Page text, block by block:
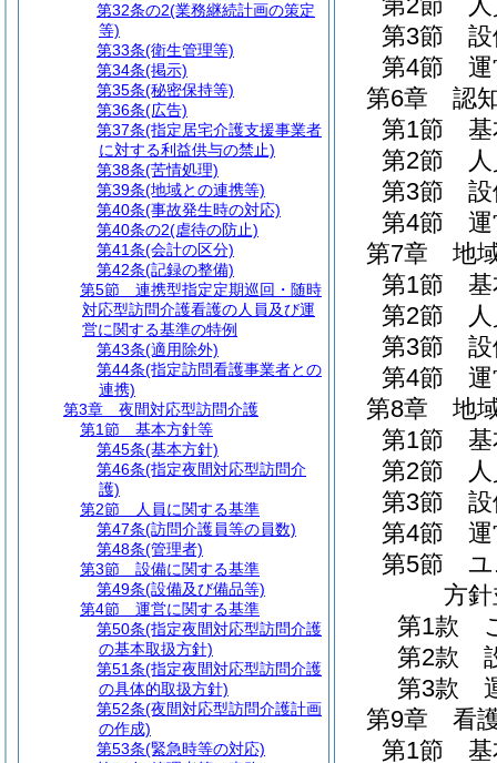
第3節
第4節
第6章
認
第1節
第2節
第3節
第4節
第7章
地
第1節
第2節
第3節
第4節
第8章
地
第1節
第2節
第3節
第4節
第5節
方
第1款
第2款
第3款
第9章
看
第1節
第32条の2(業務継続計画の策定
等)
第33条(衛生管理等)
第34条(掲示)
第35条(秘密保持等)
第36条(広告)
第37条(指定居宅介護支援事業者
に対する利益供与の禁止)
第38条(苦情処理)
第39条(地域との連携等)
第40条(事故発生時の対応)
第40条の2(虐待の防止)
第41条(会計の区分)
第42条(記録の整備)
第5節
連携型指定定期巡回・随時
対応型訪問介護看護の人員及び運
営に関する基準の特例
第43条(適用除外)
第44条(指定訪問看護事業者との
連携)
第3章
夜間対応型訪問介護
第1節
基本方針等
第45条(基本方針)
第46条(指定夜間対応型訪問介
護)
第2節
人員に関する基準
第47条(訪問介護員等の員数)
第48条(管理者)
第3節
設備に関する基準
第49条(設備及び備品等)
第4節
運営に関する基準
第50条(指定夜間対応型訪問介護
の基本取扱方針)
第51条(指定夜間対応型訪問介護
の具体的取扱方針)
第52条(夜間対応型訪問介護計画
の作成)
第53条(緊急時等の対応)